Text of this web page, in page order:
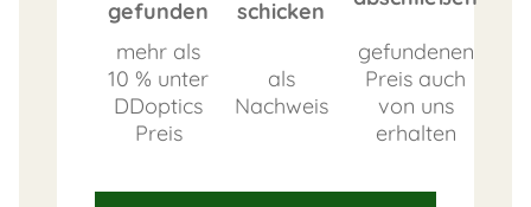
gefunden
schicken
mehr als
10 % unter
DDoptics
Preis
als
Nachweis
gefundenen
Preis auch
von uns
erhalten